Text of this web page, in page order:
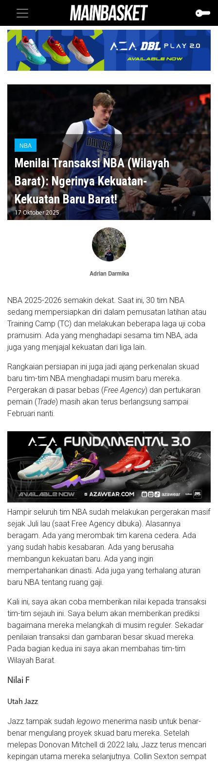
NBA
Menilai Transaksi NBA (Wilayah
Barat): Ngerinya Kekuatan-
Kekuatan Baru Barat!
17 Oktober 2025
Adrian Darmika
NBA 2025-2026 semakin dekat. Saat ini, 30 tim NBA
sedang mempersiapkan diri dalam pemusatan latihan atau
Training Camp (TC) dan melakukan beberapa laga uji coba
pramusim. Ada yang menghadapi sesama tim NBA, ada
juga yang menjajal kekuatan dari liga lain.
Rangkaian persiapan ini juga jadi ajang perkenalan skuad
baru tim-tim NBA menghadapi musim baru mereka.
Pergerakan di pasar bebas (Free Agency) dan pertukaran
pemain (Trade) masih akan terus berlangsung sampai
Februari nanti.
Hampir seluruh tim NBA sudah melakukan pergerakan masif
sejak Juli lau (saat Free Agency dibuka). Alasannya
beragam. Ada yang merombak tim karena cedera. Ada
yang sudah habis kesabaran. Ada yang berusaha
membangun kekuatan baru. Ada yang ingin
mempertahankan dinasti. Ada juga yang terhalang aturan
baru NBA tentang ruang gaji.
Kali ini, saya akan coba memberikan nilai kepada transaksi
tim-tim sejauh ini. Saya belum akan memberikan prediksi
bagaimana mereka melangkah di musim reguler. Sekadar
penilaian transaksi dan gambaran besar skuad mereka.
Pada bagian kedua ini saya akan membahas tim-tim
Wilayah Barat.
Nilai F
Utah Jazz
Jazz tampak sudah legowo menerima nasib untuk benar-
benar mengulang proyek skuad baru mereka. Setelah
melepas Donovan Mitchell di 2022 lalu, Jazz terus mencari
kepingan utama mereka selanjutnya. Collin Sexton sempat